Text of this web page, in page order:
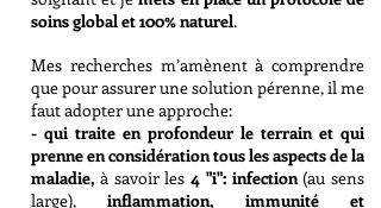
soins global et 100% naturel.
Mes recherches m’amènent à comprendre
que pour assurer une solutionpérenne, il me
faut adopter une approche:
- qui traite en profondeur le terrain et qui
prenne en considération tous les aspects de la
maladie, à savoirles 4 "i": infection(au sens
large),inflammation, immunité et